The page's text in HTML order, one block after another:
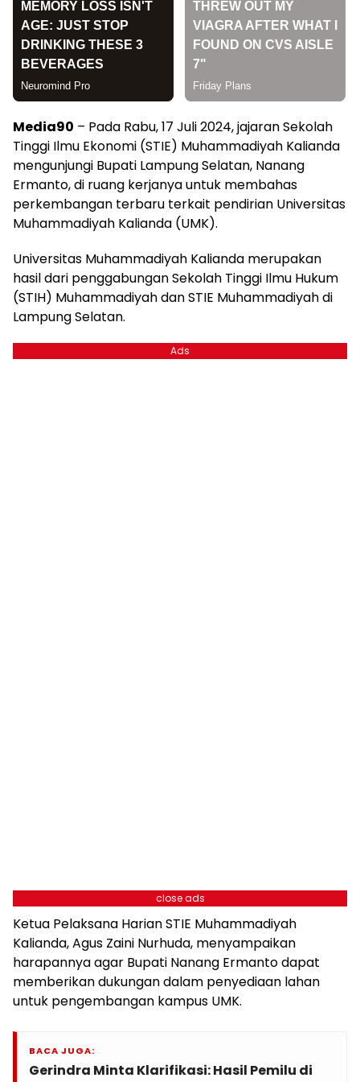
Media90 – Pada Rabu, 17 Juli 2024, jajaran Sekolah
Tinggi Ilmu Ekonomi (STIE) Muhammadiyah Kalianda
mengunjungi Bupati Lampung Selatan, Nanang
Ermanto, di ruang kerjanya untuk membahas
perkembangan terbaru terkait pendirian Universitas
Muhammadiyah Kalianda (UMK).
Universitas Muhammadiyah Kalianda merupakan
hasil dari penggabungan Sekolah Tinggi Ilmu Hukum
(STIH) Muhammadiyah dan STIE Muhammadiyah di
Lampung Selatan.
Ads
close ads
Ketua Pelaksana Harian STIE Muhammadiyah
Kalianda, Agus Zaini Nurhuda, menyampaikan
harapannya agar Bupati Nanang Ermanto dapat
memberikan dukungan dalam penyediaan lahan
untuk pengembangan kampus UMK.
BACA JUGA:
Gerindra Minta Klarifikasi: Hasil Pemilu di